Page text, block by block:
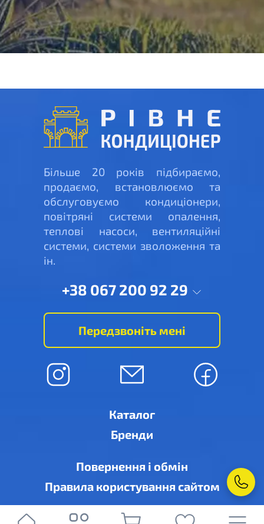
Більше 20 років підбираємо,
продаємо, встановлюємо та
обслуговуємо кондиціонери,
повітряні системи опалення,
теплові насоси, вентиляційні
системи, системи зволоження та
ін.
+38 067 200 92 29
Передзвоніть мені
Каталог
Бренди
Повернення і обмін
Правила користування сайтом